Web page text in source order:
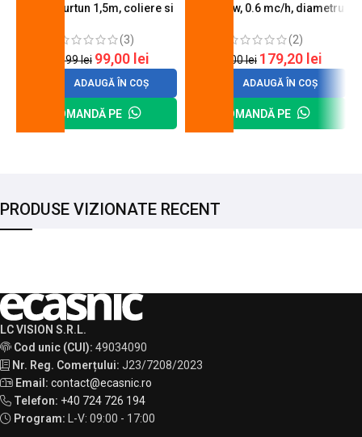
butelie, furtun 1,5m, coliere si
(3)
120,99lei 99,00 lei
ADAUGĂ ÎN COȘ
COMANDĂ PE
A600, 6 kw, 0.6 mc/h, diametru
(2)
200,00lei 179,20 lei
ADAUGĂ ÎN COȘ
COMANDĂ PE
PRODUSE VIZIONATE RECENT
LC VISION S.R.L.
Cod unic (CUI): 49034090
Nr. Reg. Comerțului: J23/7208/2023
Email: contact@ecasnic.ro
Telefon: +40 724 726 194
Program:
L-V: 09:00 - 17:00